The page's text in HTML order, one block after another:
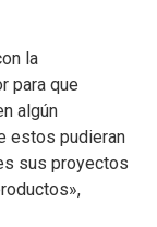
la
para que
algún
estos pudieran
sus proyectos